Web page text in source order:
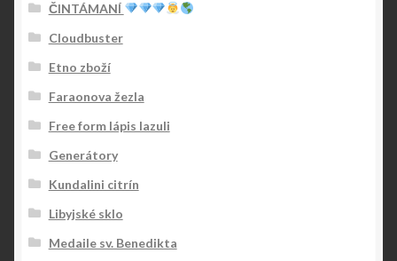
ČINTÁMANÍ
Cloudbuster
Etno zboží
Faraonova žezla
Free form lápis lazuli
Generátory
Kundalini citrín
Libyjské sklo
Medaile sv. Benedikta